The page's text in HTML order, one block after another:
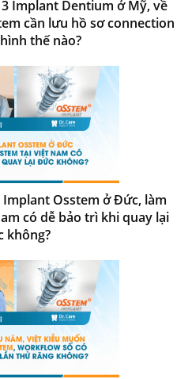
Implant Dentium ở Mỹ, về
cần lưu hồ sơ connection
thế nào?
Osstem ở Đức, làm
có dễ bảo trì khi quay lại
không?